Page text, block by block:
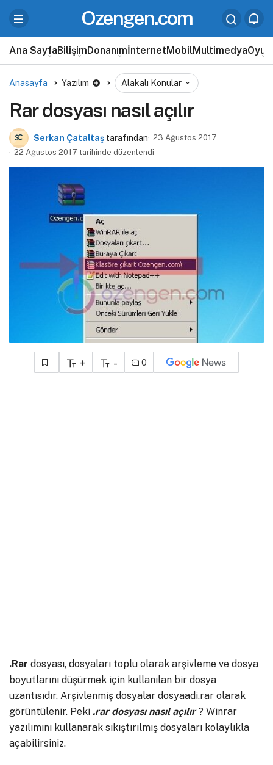
Ozengen.com
Ana SayfaBilişimDonanımİnternetMobilMultimedyaOyun
Anasayfa Yazılım Alakalı Konular
Rar dosyası nasıl açılır
Serkan Çataltaş tarafından 23 Ağustos 2017
22 Ağustos 2017 tarihinde düzenlendi
+ - 0
.Rar dosyası, dosyaları toplu olarak arşivleme ve dosya
boyutlarını düşürmek için kullanılan bir dosya
uzantısıdır. Arşivlenmiş dosyalar dosyaadi.rar olarak
görüntülenir. Peki .rar dosyası nasıl açılır? Winrar
yazılımını kullanarak sıkıştırılmış dosyaları kolaylıkla
açabilirsiniz.